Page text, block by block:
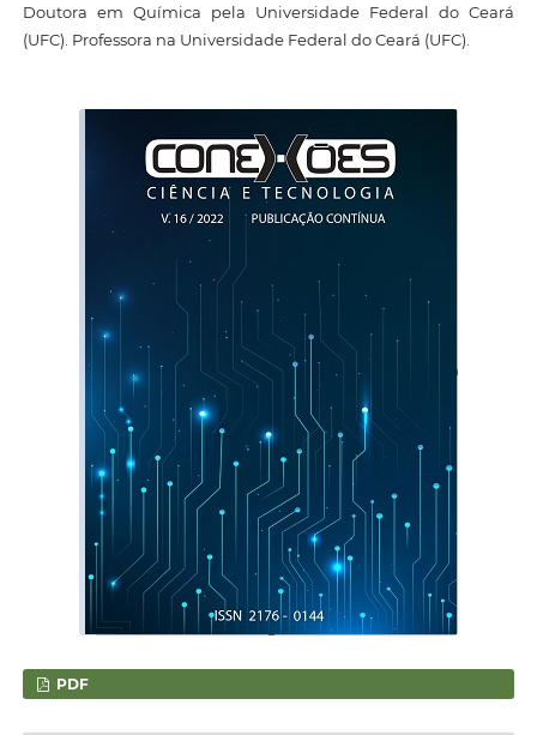
Doutora em Química pela Universidade Federal do Ceará
(UFC). Professora na Universidade Federal do Ceará (UFC).
PDF